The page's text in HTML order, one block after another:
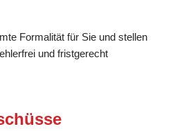
Formalität für Sie und stellen
und fristgerecht